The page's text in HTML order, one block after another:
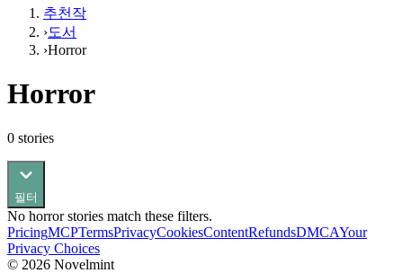
추천작
›도서
›Horror
Horror
0 stories
필터
No horrorstories match these filters.
PricingMCPTermsPrivacyCookiesContentRefundsDMCAYour
Privacy Choices
© 2026 Novelmint